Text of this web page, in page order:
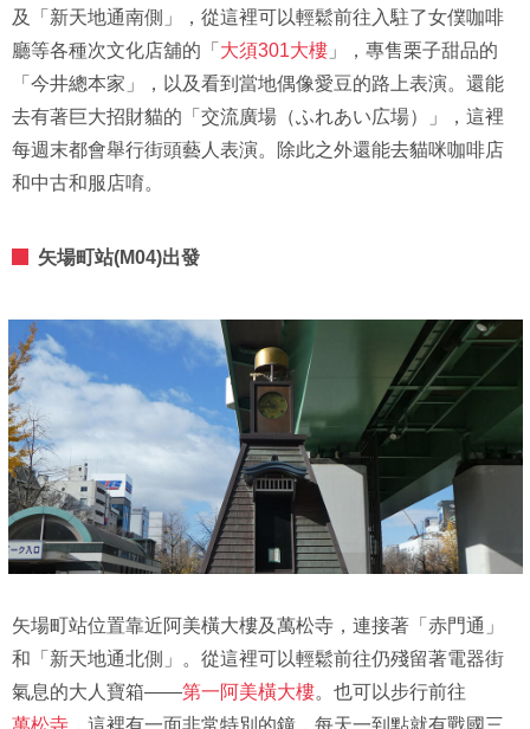
及「新天地通南側」，從這裡可以輕鬆前往入駐了女僕咖啡
廳等各種次文化店舖的「 大須301大樓 」，專售栗子甜品的
「今井總本家」，以及看到當地偶像愛豆的路上表演。還能
去有著巨大招財貓的「交流廣場（ふれあい広場）」，這裡
每週末都會舉行街頭藝人表演。除此之外還能去貓咪咖啡店
和中古和服店唷。
矢場町站(M04)出發
矢場町站位置靠近阿美橫大樓及萬松寺，連接著「赤門通」
和「新天地通北側」。從這裡可以輕鬆前往仍殘留著電器街
氣息的大人寶箱——第一阿美橫大樓。也可以步行前往
萬松寺 ，這裡有一面非常特別的鐘，每天一到點就有戰國三